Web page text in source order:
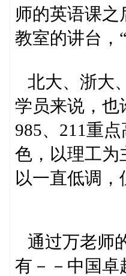
师的英语课
教室的讲台，
北大、浙大
学员来说，也
985、211重
色，以理工为
以一直低调
通过万老师
有－－中国卓